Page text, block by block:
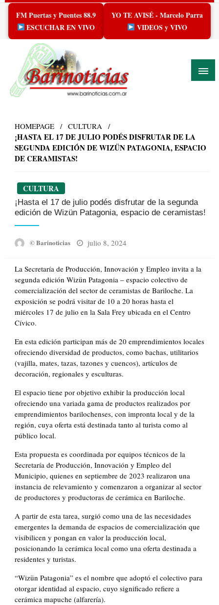
Skip
content
FM Puertas y Puentes 88.9
ESCUCHAR EN VIVO
YO TE AVISÉ - Marcelo Parra
VIDEOS y VIVO
HOMEPAGE CULTURA
¡HASTA EL 17 DE JULIO PODÉS DISFRUTAR DE LA
SEGUNDA EDICIÓN DE WIZÜN PATAGONIA, ESPACIO
DE CERAMISTAS!
CULTURA
¡Hasta el 17 de julio podés disfrutar de la segunda
edición de Wizün Patagonia, espacio de ceramistas!
© Barinoticias
Posted
julio 8, 2024
La Secretaría de Producción, Innovación y Empleo invita a la
segunda edición Wizün Patagonia – espacio colectivo de
comercialización del sector de ceramistas de Bariloche. La
exposición se podrá visitar de 10 a 20 horas hasta el
miércoles 17 de julio en la Sala Frey ubicada en el Centro
Cívico.
En esta edición participan más de 20 emprendimientos locales
ofreciendo diversidad de productos, como bachas, utilitarios
(vajilla, mates, tazas, tazones y cuencos), artículos de
decoración, regionales y esculturas.
El espacio tiene por objetivo exhibir la producción local
ofreciendo una variada gama de productos realizados por
emprendimientos barilochenses, con impronta local y de la
región, cuya oferta está destinada tanto al turista como al
público local.
Esta propuesta es coordinada por equipos técnicos de la
Secretaría de Producción, Innovación y Empleo del
Municipio, quienes en septiembre de 2023 realizaron una
instancia de relevamiento y comenzaron a organizar al sector
de productores y productoras de cerámica en Bariloche.
A partir de esta tarea, surgió como una de las necesidades
emergentes la demanda de espacios de comercialización que
visibilicen y pongan en valor la producción local,
posicionando la cerámica local como una oferta destinada a
residentes y turistas.
“Wizün Patagonia” es el nombre que adoptó el colectivo para
otorgar identidad al espacio, cuyo significado refiere a
cerámica mapuche (alfarería).